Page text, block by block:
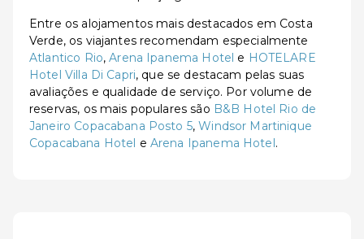
Entre os alojamentos mais destacados em Costa
Verde, os viajantes recomendam especialmente
Atlantico Rio,Arena Ipanema Hotel e HOTELARE
Hotel Villa Di Capri, que se destacam pelas suas
avaliações e qualidade de serviço. Por volume de
reservas, os mais populares são B&B Hotel Rio de
Janeiro Copacabana Posto 5,Windsor Martinique
Copacabana Hotel e Arena Ipanema Hotel.